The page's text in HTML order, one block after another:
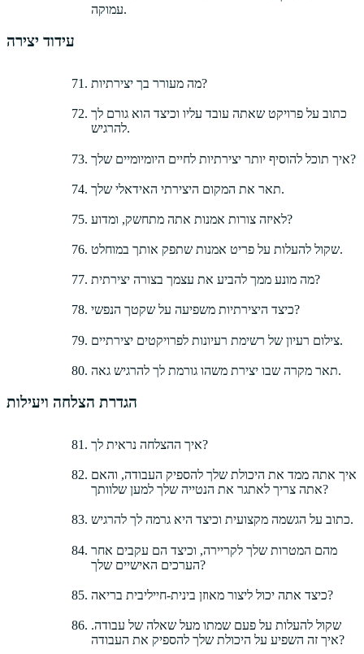
עמוקה.
עידוד יצירה
מה מעורר בך יצירתיות?
כתוב על פרויקט שאתה עובד עליו וכיצד הוא גורם לך
להרגיש.
איך תוכל להוסיף יותר יצירתיות לחיים היומיומיים שלך?
תאר את המקום היצירתי האידאלי שלך.
לאיזה צורות אמנות אתה מתחשק, ומדוע?
שקול להעלות על פריט אמנות שתפק אותך במוחלט.
מה מונע ממך להביע את עצמך בצורה יצירתית?
כיצד היצירתיות משפיעה על שקטך הנפשי?
צילום רעיון של רשימת רעיונות לפרויקטים יצירתיים.
תאר מקרה שבו יצירת משהו גורמת לך להרגיש גאה.
הגדרת הצלחה ויעילות
איך ההצלחה נראית לך?
איך אתה ממד את היכולת שלך להספיק העבודה, והאם
אתה צריך לאתגר את הנטייה שלך למען שלוותך?
כתוב על הגשמה מקצועית וכיצד היא גרמה לך להרגיש.
מהם המטרות שלך לקריירה, וכיצד הם עקבים אחר
הערכים האישיים שלך?
כיצד אתה יכול ליצור מאוזן בינית-חייליבית בריאה?
שקול להעלות על פעם שמתו מעל שאלה של עבודה.
איך זה השפיע על היכולת שלך להספיק את העבודה?